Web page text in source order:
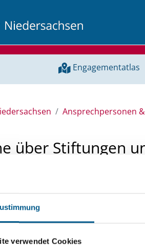
verwendet Cookies
Engagementatlas
Ansprechpersonen
über Stiftungen
finanzielle Unterstützung für
und
beachten.
eingeben. Ergebnisse